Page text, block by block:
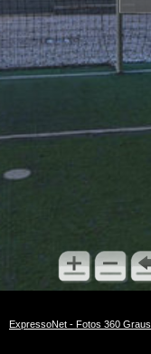
ExpressoNet - Fotos 360 Graus